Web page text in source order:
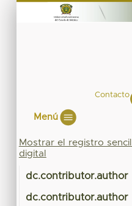
Contacto
Menú
Mostrar el registro
digital
dc.contributor.author
dc.contributor.author